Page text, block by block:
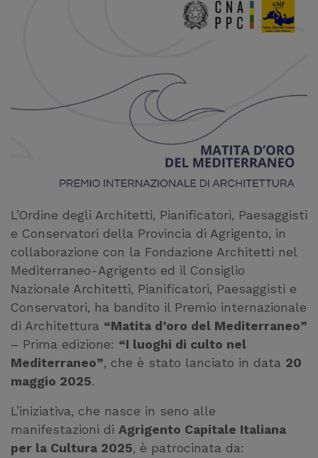
L’Ordine degli Architetti, Pianificatori, Paesaggisti
e Conservatori della Provincia di Agrigento, in
collaborazione con la Fondazione Architetti nel
Mediterraneo-Agrigento ed il Consiglio
Nazionale Architetti, Pianificatori, Paesaggisti e
Conservatori, ha bandito il Premio internazionale
di Architettura “Matita d’oro del Mediterraneo”
– Prima edizione: “I luoghi di culto nel
Mediterraneo”, che è stato lanciato in data 20
maggio 2025.
L’iniziativa, che nasce in seno alle
manifestazioni di Agrigento Capitale Italiana
per la Cultura 2025, è patrocinata da: